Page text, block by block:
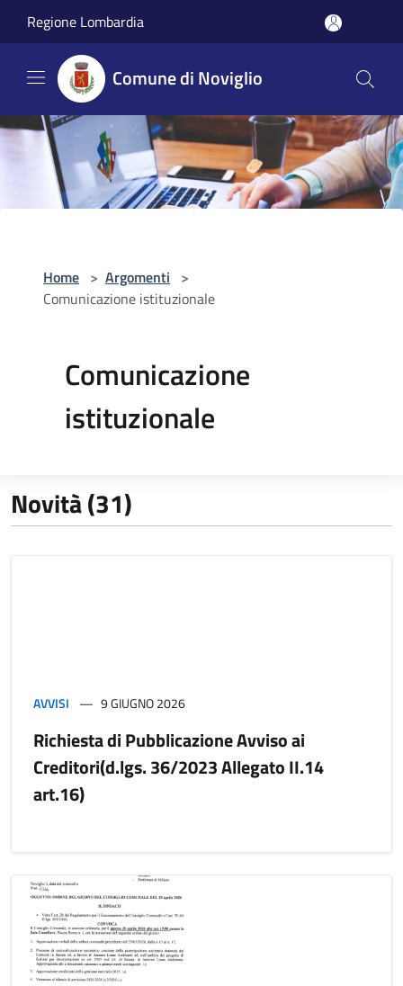
Regione Lombardia
Comune di Noviglio
Home > Argomenti >
Comunicazione istituzionale
Comunicazione
istituzionale
Novità (31)
AVVISI 9 GIUGNO 2026
Richiesta di Pubblicazione Avviso ai
Creditori(d.lgs. 36/2023 Allegato II.14
art.16)